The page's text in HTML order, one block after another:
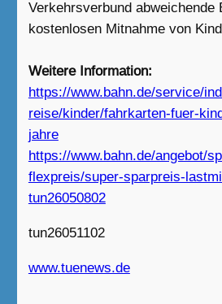
Verkehrsverbund abweichende
kostenlosen Mitnahme von
Weitere Information:
https://www.bahn.de/service/
reise/kinder/fahrkarten-fuer-
jahre
https://www.bahn.de/angebot/
flexpreis/super-sparpreis-
tun26050802
tun26051102
www.tuenews.de